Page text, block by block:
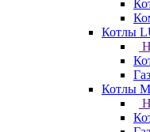
Котлы
Котлы